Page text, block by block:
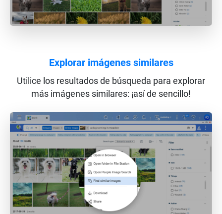
Explorar imágenes similares
Utilice los resultados de búsqueda para explorar
más imágenes similares: ¡así de sencillo!